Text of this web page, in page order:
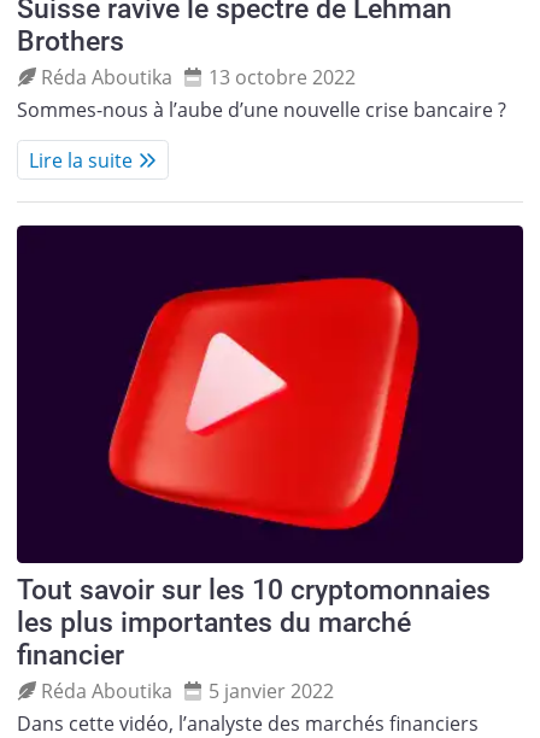
Suisse ravive le spectre de Lehman
Brothers
Réda Aboutika
13 octobre 2022
Sommes-nous à l’aube d’une nouvelle crise bancaire ?
Lire la suite
Tout savoir sur les 10 cryptomonnaies
les plus importantes du marché
financier
Réda Aboutika
5 janvier 2022
Dans cette vidéo, l’analyste des marchés financiers